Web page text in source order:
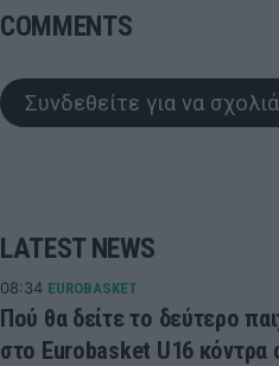
COMMENTS
Συνδεθείτε για να
LATEST NEWS
08:34 EUROBASKET
Πού θα δείτε το δεύτερο
στο Eurobasket U16 κόντρα